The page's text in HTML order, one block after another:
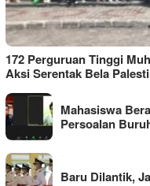
172 Perguruan Tinggi
Aksi Serentak Bela
Mahasiswa
Persoalan
Baru Dilantik,